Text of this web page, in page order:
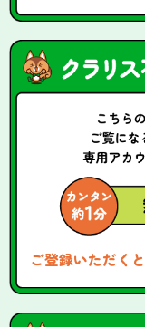
ご登録いただくと